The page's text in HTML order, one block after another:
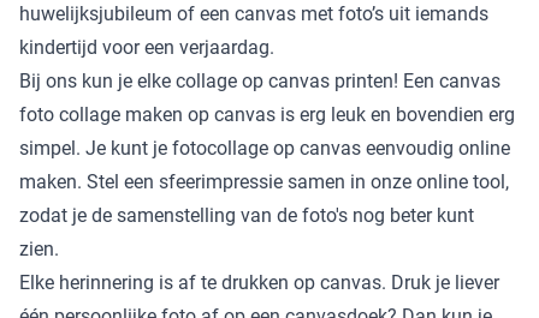
huwelijksjubileum of een canvas met foto’s uit iemands
kindertijd voor een verjaardag.
Bij ons kun je elke collage op canvas printen! Een canvas
foto collage maken op canvas is erg leuk en bovendien erg
simpel. Je kunt je fotocollage op canvas eenvoudig online
maken. Stel een sfeerimpressie samen in onze online tool,
zodat je de samenstelling van de foto's nog beter kunt
zien.
Elke herinnering is af te drukken op canvas. Druk je liever